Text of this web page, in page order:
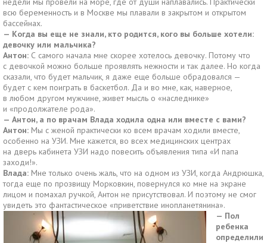
всю беременность и в Москве мы плавали в закрытом и открытом
бассейнах.
— Когда вы еще не знали, кто родится, кого вы больше хотели:
девочку или мальчика?
Антон: С самого начала мне скорее хотелось девочку. Потому что
с девочкой можно больше проявлять нежности и так далее. Но когда
сказали, что будет мальчик, я даже еще больше обрадовался —
будет с кем поиграть в баскетбол. Да и во мне, как, наверное,
в любом другом мужчине, живет мысль о «наследнике»
и «продолжателе рода».
— Антон, а по врачам Влада ходила одна или вместе с вами?
Антон: Мы с женой практически ко всем врачам ходили вместе,
особенно на УЗИ. Мне кажется, во всех медицинских центрах
на дверь кабинета УЗИ надо повесить объявления типа «И папа
заходи!».
Влада: Мне только очень жаль, что на одном из УЗИ, когда Андрюшка,
тогда еще по прозвищу Морковкин, повернулся ко мне на экране
лицом и помахал ручкой, Антон не присутствовал. И поэтому не смог
увидеть это фантастическое «приветствие инопланетянина».
— Пол
ребенка
определили